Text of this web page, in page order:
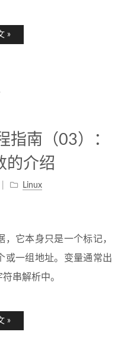
»
指南（03）：
的介绍
Linux
它本身只是一个标记，
或一组地址。变量通常出
串解析中。
»